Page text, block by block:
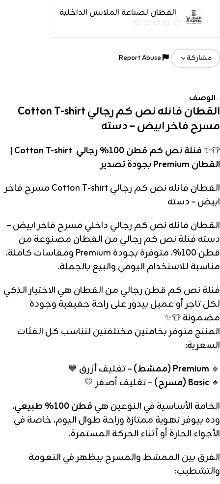
القطان لصناعة الملابس الداخلية
مشاركة
الوصف
القطان فانله نص كم رجالي Cotton T-shirt
مسرح فاخر ابيض – دسته
👕✨
فنلة نص كم قطن 100% رجالي Cotton T-shirt |
القطان Premium بجودة تصدير
القطان فانله نص كم رجالي Cotton T-shirt مسرح فاخر
ابيض – دسته
القطان فانله نص كم رجالي داخلي مسرح فاخر ابيض –
دسته فنلة نص كم رجالي من القطان مصنوعة من
قطن 100%، متوفرة بجودة Premium ومقاسات كاملة،
مناسبة للاستخدام اليومي والبيع بالجملة.
فنلة نص كم قطن رجالي من القطان هي الاختيار الذكي
لكل تاجر أو عميل بيدور على راحة حقيقية وجودة
مضمونة 👕✨
المنتج متوفر بخامتين مختلفتين لتناسب كل الفئات
السعرية:
🔹 Premium (ممشط)
– تغليف أزرق 💙
🔹 Basic (مسرح)
– تغليف أصفر 💛
الخامة الأساسية في النوعين هي قطن 100% طبيعي
،
وده بيوفر تهوية ممتازة وراحة طوال اليوم، خاصة في
الأجواء الحارة أو أثناء الحركة المستمرة.
الفرق بين الممشط والمسرح بيظهر في النعومة
والتشطيب: